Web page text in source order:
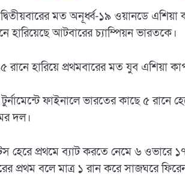
মত অনূর্ধ্ব-১৯ ওয়ানডে
হারিয়েছে আটবারের চ্যাম্পিয়ন ভারতকে।
হারিয়ে প্রথমবারের মত যুব এশিয়া
ফাইনালে ভারতের কাছে ৫ রানে
দল।
হেরে প্রথমে ব্যাট করতে নেমে ৬
প্রথম বলে মাত্র ১ রান করে সাজঘরে